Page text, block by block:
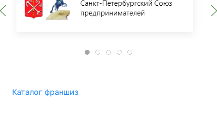
Каталог франшиз